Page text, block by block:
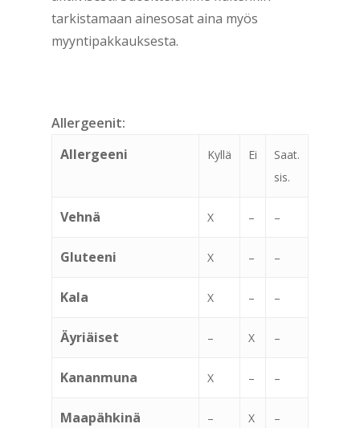
tarkistamaan ainesosat aina myös
myyntipakkauksesta.
Allergeenit:
Allergeeni
Kyllä Ei
Saat.
sis.
Vehnä X – –
Gluteeni X – –
Kala X – –
Äyriäiset – X –
Kananmuna X – –
Maapähkinä – X –